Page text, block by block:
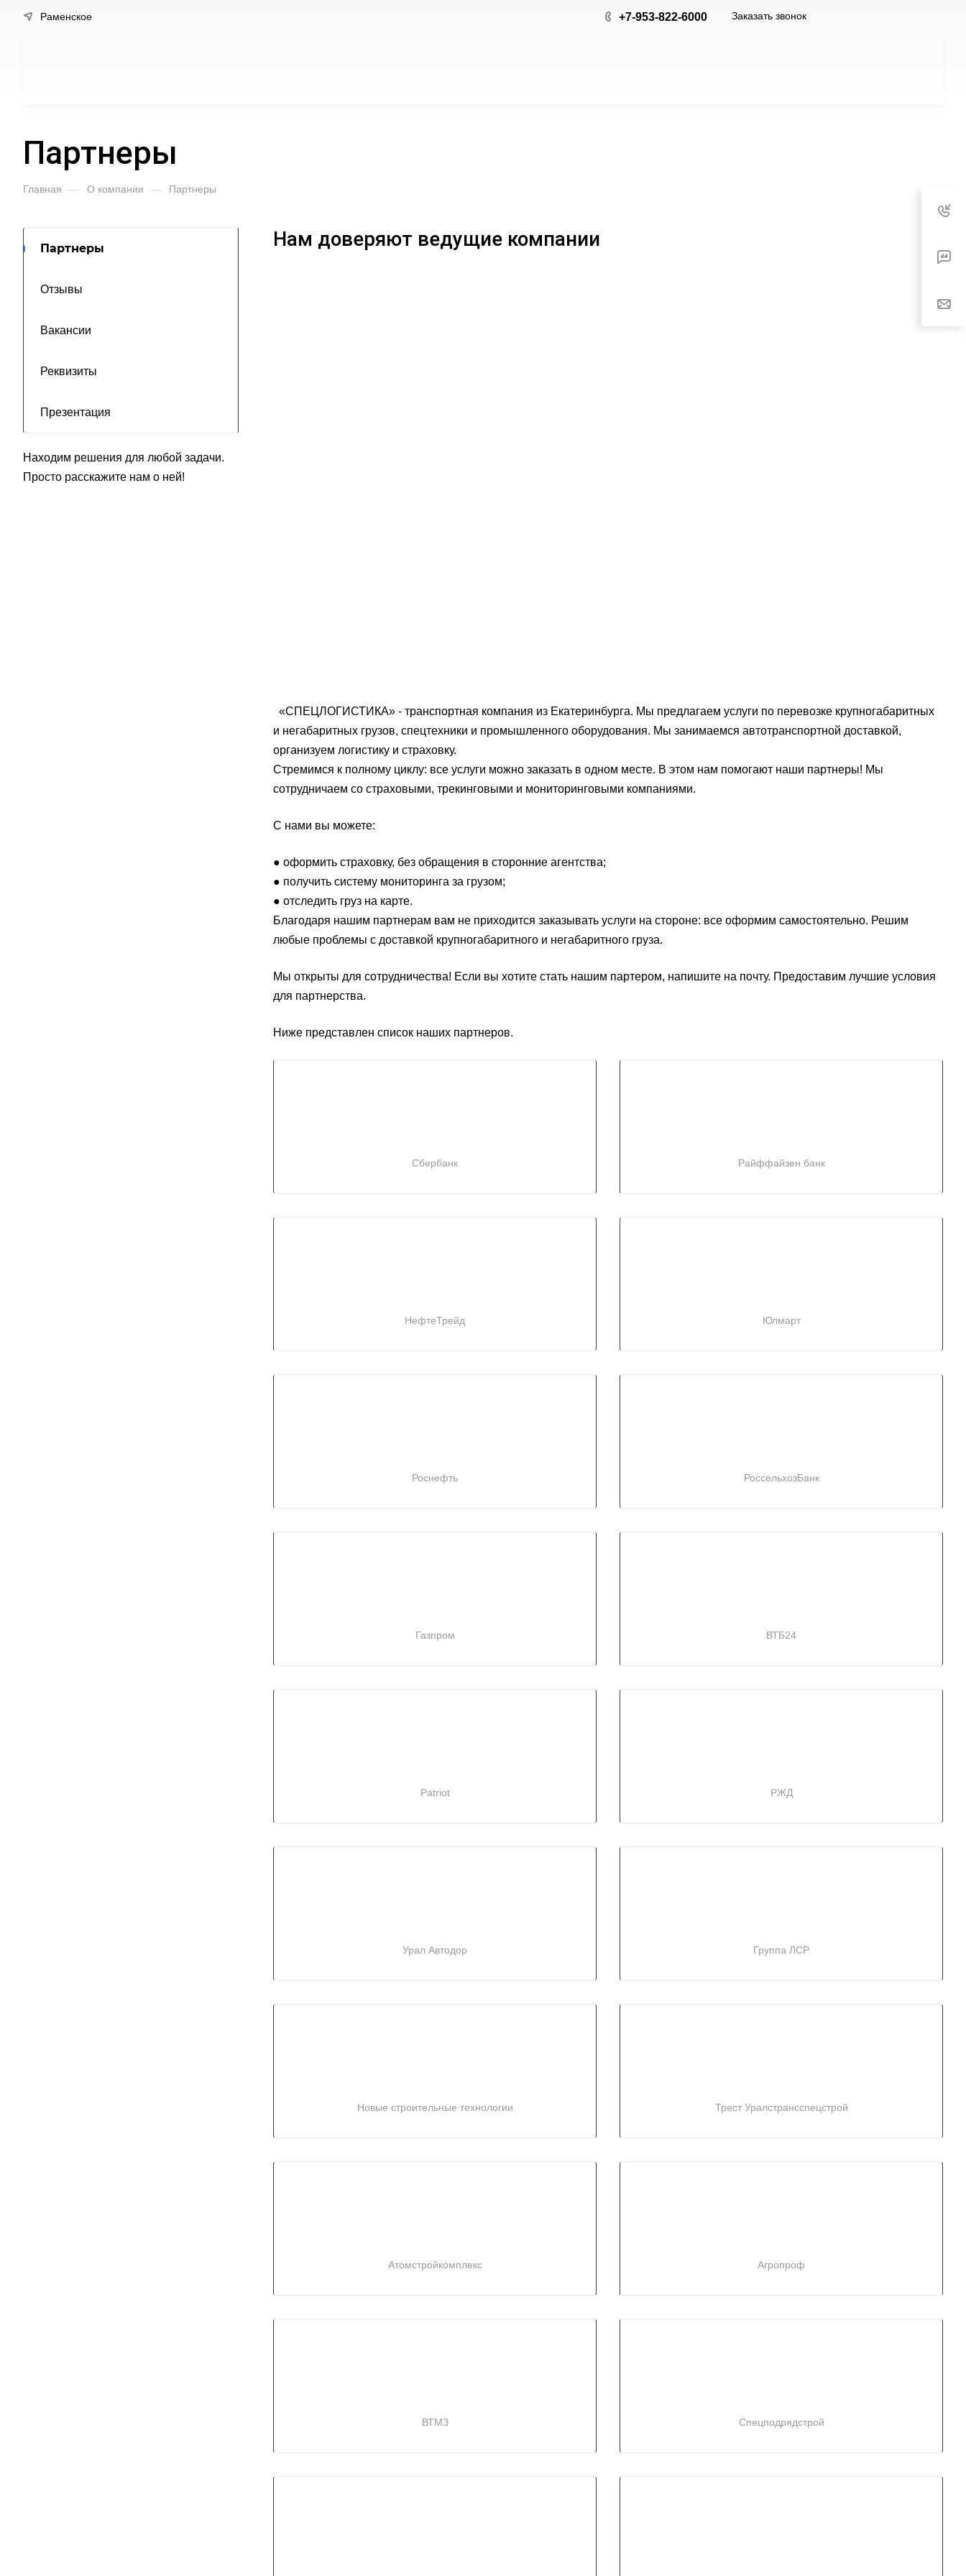
Раменское +7-953-822-6000 Заказать звонок
Партнеры
Главная — О компании — Партнеры
Нам доверяют ведущие компании
«СПЕЦЛОГИСТИКА» - транспортная компания из Екатеринбурга. Мы предлагаем услуги по перевозке крупногабаритных
и негабаритных грузов, спецтехники и промышленного оборудования. Мы занимаемся автотранспортной доставкой,
организуем логистику и страховку.
Стремимся к полному циклу: все услуги можно заказать в одном месте. В этом нам помогают наши партнеры! Мы
сотрудничаем со страховыми, трекинговыми и мониторинговыми компаниями.
С нами вы можете:
● оформить страховку, без обращения в сторонние агентства;
● получить систему мониторинга за грузом;
● отследить груз на карте.
Благодаря нашим партнерам вам не приходится заказывать услуги на стороне: все оформим самостоятельно. Решим
любые проблемы с доставкой крупногабаритного и негабаритного груза.
Мы открыты для сотрудничества! Если вы хотите стать нашим партером, напишите на почту. Предоставим лучшие условия
для партнерства.
Ниже представлен список наших партнеров.
Сбербанк Райффайзен банк
НефтеТрейд Юлмарт
Роснефть РоссельхозБанк
Газпром ВТБ24
Patriot РЖД
Урал Автодор Группа ЛСР
Новые строительные технологии Трест Уралстрансспецстрой
Атомстройкомплекс Агропроф
ВТМЗ Спецподрядстрой
Партнеры
Отзывы
Вакансии
Реквизиты
Презентация
Находим решения для любой задачи.
Просто расскажите нам о ней!